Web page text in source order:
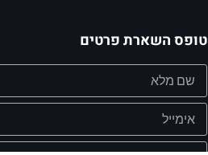
טופס השארת פרטים